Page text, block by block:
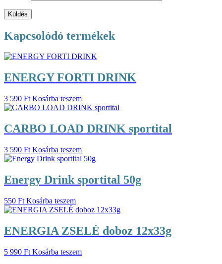
Kapcsolódó termékek
ENERGY FORTI DRINK
3 590 Ft Kosárba teszem
CARBO LOAD DRINK sportital
3 590 Ft Kosárba teszem
Energy Drink sportital 50g
550 Ft Kosárba teszem
ENERGIA ZSELÉ doboz 12x33g
5 990 Ft Kosárba teszem